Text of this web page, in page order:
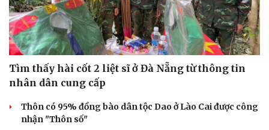
Sức khỏe
Dinh dưỡng - món ngon
Cây thuốc
Sản phụ khoa
Nhi khoa
Làm đẹp - giảm cân
Phòng mạch online
Đời sống
Nhà đẹp
Tình yêu - Gia đình
Tìm thấy hài cốt 2 liệt sĩ ở Đà Nẵng từ thông tin
nhân dân cung cấp
Thôn có 95% đồng bào dân tộc Dao ở Lào Cai được công
nhận "Thôn số"